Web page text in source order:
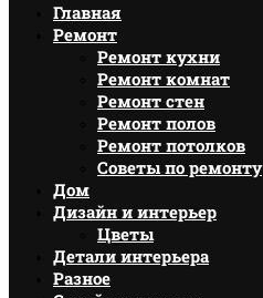
Главная
Ремонт
Ремонт кухни
Ремонт комнат
Ремонт стен
Ремонт полов
Ремонт потолков
Советы по ремонту
Дом
Дизайн и интерьер
Цветы
Детали интерьера
Разное